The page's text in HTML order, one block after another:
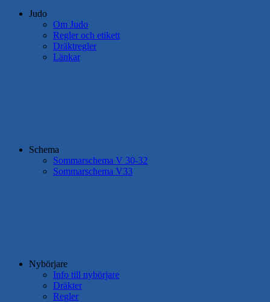
Judo
Om Judo
Regler och etikett
Dräktregler
Länkar
Schema
Sommarschema V 30-32
Sommarschema V33
Nybörjare
Info till nybörjare
Dräkter
Regler